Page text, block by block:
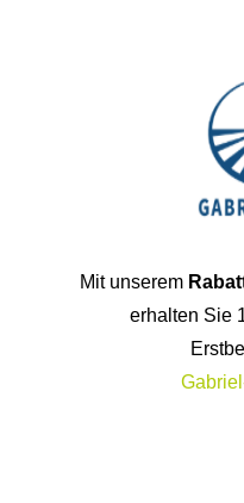
Mit unserem
erhalten Sie